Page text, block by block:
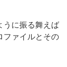
うに振る舞えば
ファイルとその